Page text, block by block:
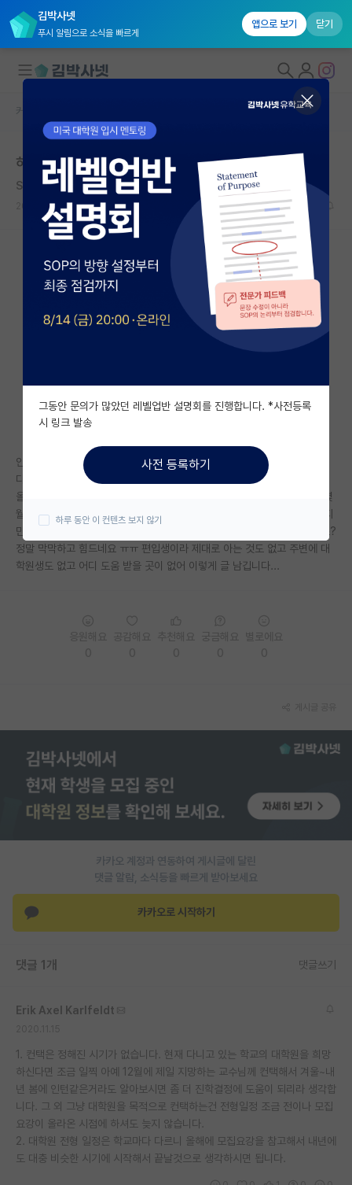
김박사넷
푸시 알림으로 소식을 빠르게
앱으로 보기 닫기
대학원생 모집
국내대학원 정보
연구실&오픈랩
커뮤니티
커뮤니티 홈
전체글보기
베스트 게시판
자유 게시판(아무개랩)
미국 유학 게시판
미국 대학원 합격 후기 게시판
대학원생 모집 게시판
연구실(PI) 홍보 게시판
석박사 채용 정보 게시판
PI 전용 게시판
인문사회 계열 게시판
특수/전문대학원 게시판
반도체/AI 게시판
장학금/장학생 게시판
학술 정보 게시판
이벤트
재팬라운지 🌸
커뮤니티 홈
하반기 대학원 진학
Sigmund Freud
2020.11.14 1 8845
안녕하세요. 작년에 인서울 편입 후 조금 늦게 대학원 진학을 결정하였습니
다.
올해는 물건너갔고 내년입학을 준비하려고 하는데 하반기 입학은 컨택을 몇
월 정도부터 하는게 좋을까요? 물론 하반기에서 뽑는 인원이 현저히 적겠지
만 그래도 지원하고싶은 모든 교수님께 컨택메일을 보내보는게 맞는거겠죠?
정말 막막하고 힘드네요 ㅠㅠ 편입생이라 제대로 아는 것도 없고 주변에 대
학원생도 없고 어디 도움 받을 곳이 없어 이렇게 글 남깁니다...
카카오 계정과 연동하여 게시글에 달린
댓글 알람, 소식등을 빠르게 받아보세요
카카오로 시작하기
댓글 1개 댓글쓰기
Erik Axel Karlfeldt
1. 컨택은 정해진 시기가 없습니다. 현재 다니고 있는 학교의 대학원을 희망
하신다면 조금 일찍 아예 12월에 제일 지망하는 교수님께 컨택해서 겨울~내
년 봄에 인턴같은거라도 알아보시면 좀 더 진학결정에 도움이 되리라 생각합
니다. 그 외 그냥 대학원을 목적으로 컨택하는건 전형일정 조금 전이나 모집
요강이 올라온 시점에 하셔도 늦지 않습니다.
2. 대학원 전형 일정은 학교마다 다르니 올해에 모집요강을 참고해서 내년에
도 대충 비슷한 시기에 시작해서 끝날것으로 생각하시면 됩니다.
그동안 문의가 많았던 레벨업반 설명회를 진행합니다. *사전등록
시 링크 발송
사전 등록하기
하루 동안 이 컨텐츠 보지 않기